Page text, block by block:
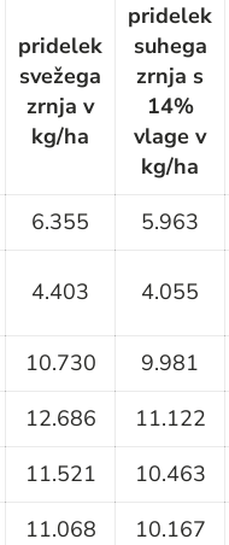
pridelek
svežega
zrnja v
kg/ha
pridelek
suhega
zrnja s
14%
vlage v
kg/ha
6.355
5.963
4.403 4.055
10.730
9.981
12.686
11.122
11.521
10.463
11.068
10.167